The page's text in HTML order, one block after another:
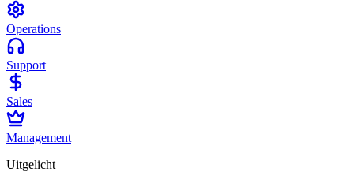
Operations
Support
Sales
Management
Uitgelicht